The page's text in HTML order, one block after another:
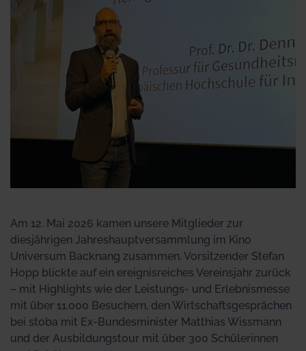
Am 12. Mai 2026 kamen unsere Mitglieder zur
diesjährigen Jahreshauptversammlung im Kino
Universum Backnang zusammen. Vorsitzender Stefan
Hopp blickte auf ein ereignisreiches Vereinsjahr zurück
– mit Highlights wie der Leistungs- und Erlebnismesse
mit über 11.000 Besuchern, den Wirtschaftsgesprächen
bei stoba mit Ex-Bundesminister Matthias Wissmann
und der Ausbildungstour mit über 300 Schülerinnen